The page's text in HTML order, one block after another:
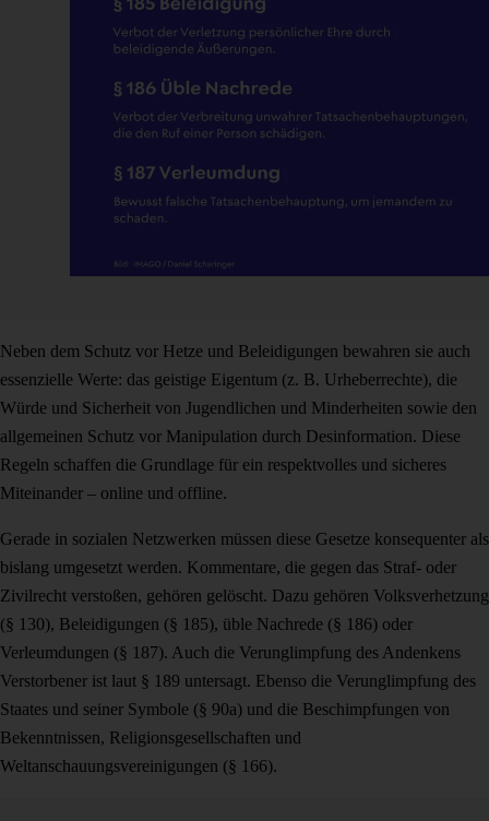
Neben dem Schutz vor Hetze und Beleidigungen bewahren sie auch
essenzielle Werte: das geistige Eigentum (z. B. Urheberrechte), die
Würde und Sicherheit von Jugendlichen und Minderheiten sowie den
allgemeinen Schutz vor Manipulation durch Desinformation. Diese
Regeln schaffen die Grundlage für ein respektvolles und sicheres
Miteinander – online und offline.
Gerade in sozialen Netzwerken müssen diese Gesetze konsequenter als
bislang umgesetzt werden. Kommentare, die gegen das Straf- oder
Zivilrecht verstoßen, gehören gelöscht. Dazu gehören Volksverhetzung
(§ 130), Beleidigungen (§ 185), üble Nachrede (§ 186) oder
Verleumdungen (§ 187). Auch die Verunglimpfung des Andenkens
Verstorbener ist laut § 189 untersagt. Ebenso die Verunglimpfung des
Staates und seiner Symbole (§ 90a) und die Beschimpfungen von
Bekenntnissen, Religionsgesellschaften und
Weltanschauungsvereinigungen (§ 166).